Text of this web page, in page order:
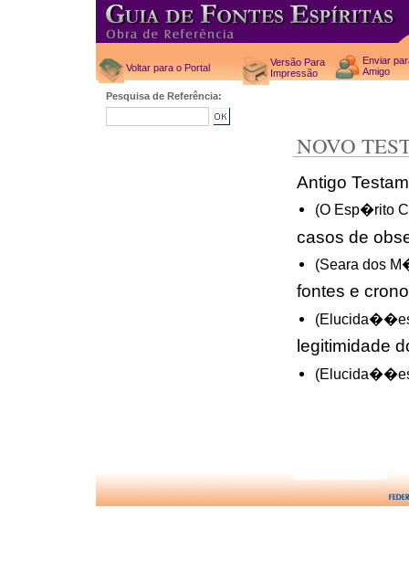
Voltar para o Portal
Versão Para
Impressão
Enviar
Amigo
Pesquisa de Referência:
NOVO
Antigo
(O Esp�rito
casos de
(Seara dos
fontes e
legitimidade